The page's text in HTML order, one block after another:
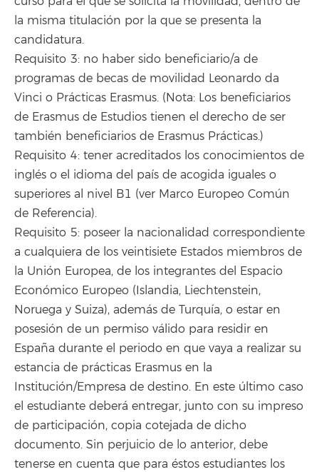
la misma titulación por la que se presenta la
candidatura.
Requisito 3: no haber sido beneficiario/a de
programas de becas de movilidad Leonardo da
Vinci o Prácticas Erasmus. (Nota: Los beneficiarios
de Erasmus de Estudios tienen el derecho de ser
también beneficiarios de Erasmus Prácticas.)
Requisito 4: tener acreditados los conocimientos de
inglés o el idioma del país de acogida iguales o
superiores al nivel B1 (ver Marco Europeo Común
de Referencia).
Requisito 5: poseer la nacionalidad correspondiente
a cualquiera de los veintisiete Estados miembros de
la Unión Europea, de los integrantes del Espacio
Económico Europeo (Islandia, Liechtenstein,
Noruega y Suiza), además de Turquía, o estar en
posesión de un permiso válido para residir en
España durante el periodo en que vaya a realizar su
estancia de prácticas Erasmus en la
Institución/Empresa de destino. En este último caso
el estudiante deberá entregar, junto con su impreso
de participación, copia cotejada de dicho
documento. Sin perjuicio de lo anterior, debe
tenerse en cuenta que para éstos estudiantes los